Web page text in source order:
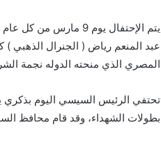
عبد المنعم رياض ( الجنرال
المصري الذي منحته الدوله نجمة
تحتفي الرئيس السيسي اليوم بذكري
بطولات الشهداء، وقد قام محافظ